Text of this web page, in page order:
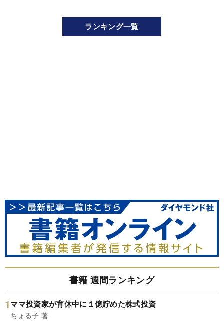
ランキング一覧
書籍 週間ランキング
ママ投資家が育休中に１億貯めた株式投資
ちょる子 著